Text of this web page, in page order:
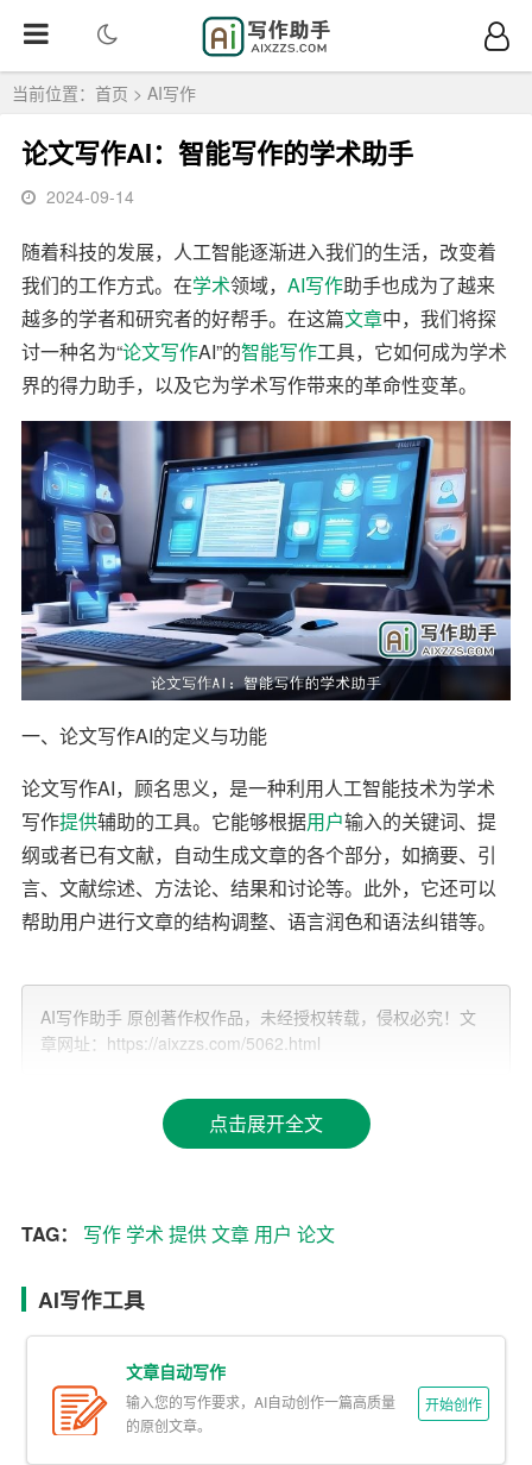
当前位置： 首页 > AI写作
论文写作AI：智能写作的学术助手
2024-09-14
随着科技的发展，人工智能逐渐进入我们的生活，改变着
我们的工作方式。在学术领域， AI写作助手也成为了越来
越多的学者和研究者的好帮手。在这篇文章中，我们将探
讨一种名为“论文写作AI”的智能写作工具，它如何成为学术
界的得力助手，以及它为学术写作带来的革命性变革。
一、论文写作AI的定义与功能
论文写作AI，顾名思义，是一种利用人工智能技术为学术
写作提供辅助的工具。它能够根据用户输入的关键词、提
纲或者已有文献，自动生成文章的各个部分，如摘要、引
言、文献综述、方法论、结果和讨论等。此外，它还可以
帮助用户进行文章的结构调整、语言润色和语法纠错等。
1. 提高写作效率
章的各个部分，大大提高了写作效率。用户只需提供基本
框架和关键信息，AI便可以在短时间内完成一篇结构清
论文写作AI基于大量的文献和数据进行训练，其生成的文
最新的研究进展，为用户提供有关该领域的最新信息。同
时，AI还可以根据用户的需求，进行文章的结构调整和语
AI写作助手 原创著作权作品，未经授权转载，侵权必究！文
章网址：https://aixzzs.com/5062.html
点击展开全文
TAG： 写作 学术提供文章 用户 论文
AI写作工具
文章自动写作
输入您的写作要求，AI自动创作一篇高质量
的原创文章。
开始创作